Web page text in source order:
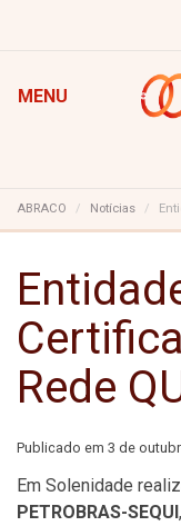
MENU
ABRACO Notícias
Rede
Publicado em 3 de
Em Solenidade
PETROBRAS-SEQUI